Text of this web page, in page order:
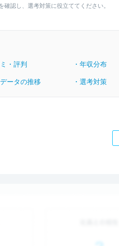
認し、選考対策に役立ててください。
・評判 ・年収分布
データの推移 ・選考対策